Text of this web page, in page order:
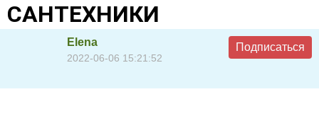
САНТЕХНИКИ
Elena
2022-06-06 15:21:52
Подписаться